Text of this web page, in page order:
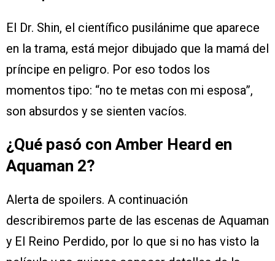
El Dr. Shin, el científico pusilánime que aparece
en la trama, está mejor dibujado que la mamá del
príncipe en peligro. Por eso todos los
momentos tipo: “no te metas con mi esposa”,
son absurdos y se sienten vacíos.
¿Qué pasó con Amber Heard en
Aquaman 2?
Alerta de spoilers. A continuación
describiremos parte de las escenas de Aquaman
y El Reino Perdido, por lo que si no has visto la